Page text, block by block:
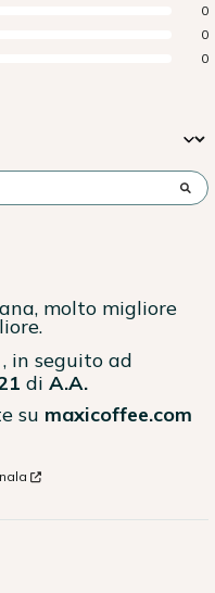
0
0
0
molto migliore
, in seguito ad
di A.A.
su maxicoffee.com